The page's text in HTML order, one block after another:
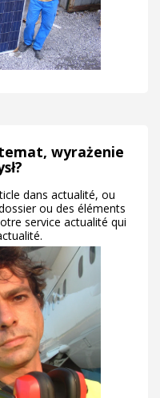
wyrażenie
dans actualité, ou
ou des éléments
service actualité qui